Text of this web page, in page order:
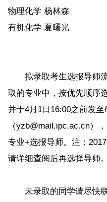
物理化学 杨林森
有机化学 夏曙光
拟录取考生选报导师流
取的专业中，按优先顺序
并于4月1日16:00之前发
（yzb@mail.ipc.ac.cn）
专业+选报导师。注：
请详细查阅后再选择导师。
未录取的同学请尽快联